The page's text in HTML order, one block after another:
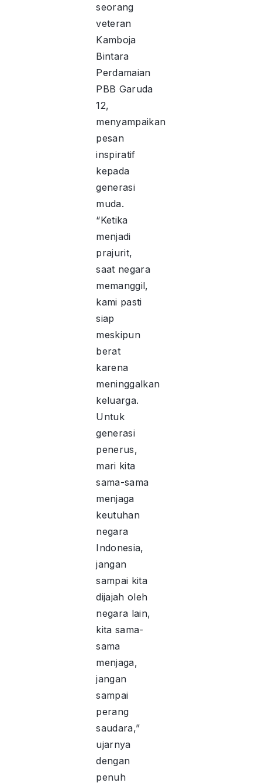
seorang
veteran
Kamboja
Bintara
Perdamaian
PBB Garuda
12,
menyampaikan
pesan
inspiratif
kepada
generasi
muda.
“Ketika
menjadi
prajurit,
saat negara
memanggil,
kami pasti
siap
meskipun
berat
karena
meninggalkan
keluarga.
Untuk
generasi
penerus,
mari kita
sama-sama
menjaga
keutuhan
negara
Indonesia,
jangan
sampai kita
dijajah oleh
negara lain,
kita sama-
sama
menjaga,
jangan
sampai
perang
saudara,”
ujarnya
dengan
penuh